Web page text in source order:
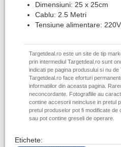
Dimensiuni: 25 x 25cm
Cablu: 2.5 Metri
Tensiune alimentare: 220V
Targetdeal.ro este un site de tip
prin intermediul Targetdeal.ro sunt
indicati pe pagina produsului si nu de
Targetdeal.ro face eforturi
informatiilor din aceasta pagina.
neconcordante. Fotografiile au
contine accesorii neincluse in pretul
pretul produselor pot fi modificate
sau pot contine greseli de operare.
Etichete: